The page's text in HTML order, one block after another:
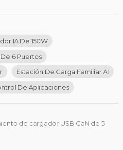
IA De 150W
6 Puertos
Estación De Carga Familiar AI
De Aplicaciones
de cargador USB GaN de 5